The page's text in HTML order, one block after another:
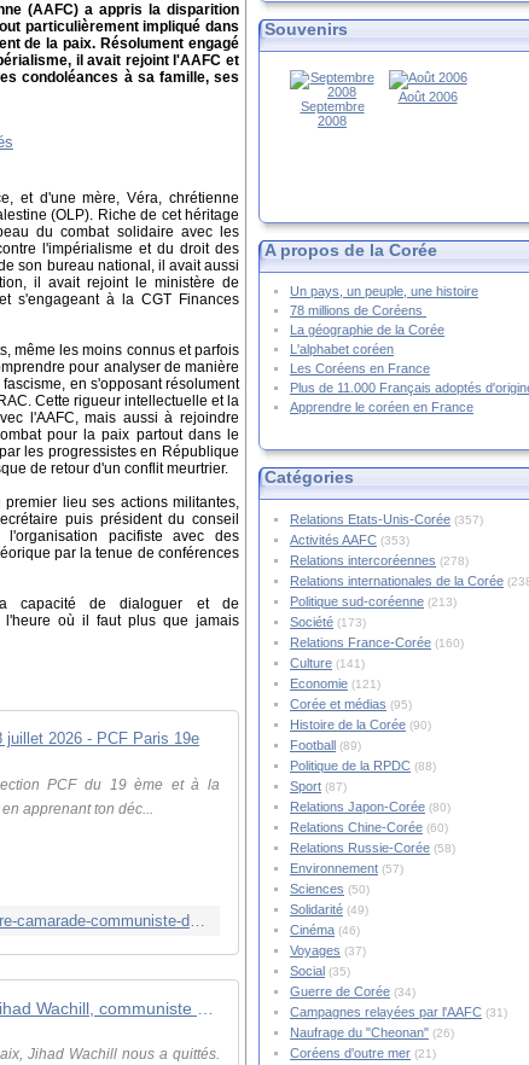
(AAFC) a appris la disparition
particulièrement impliqué dans
de la paix. Résolument engagé
il avait rejoint l'AAFC et
condoléances à sa famille, ses
et d'une mère, Véra, chrétienne
(OLP). Riche de cet héritage
du combat solidaire avec les
l'impérialisme et du droit des
son bureau national, il avait aussi
il avait rejoint le ministère de
s'engageant à la CGT Finances
même les moins connus et parfois
pour analyser de manière
en s'opposant résolument
Cette rigueur intellectuelle et la
l'AAFC, mais aussi à rejoindre
pour la paix partout dans le
les progressistes en République
de retour d'un conflit meurtrier.
lieu ses actions militantes,
puis président du conseil
pacifiste avec des
par la tenue de conférences
capacité de dialoguer et de
l'heure où il faut plus que jamais
Lettre d'hommage à Jihad, notre
PCF du 19 ème et à la
apprenant ton déc...
https://www.pcfparis19e.com/2026/07/09/lettre-dhommage-a-jihad-notre-camarade-communiste-decede-ce-8-juillet-2026/
Jihad Wachill, communiste et militant de la paix, nous a quittés
Jihad Wachill nous a quittés.
Souvenirs
Septembre
2008
Août 2006
A propos de la Corée
Un pays, un peuple, une histoire
78 millions de Coréens
La géographie de la Corée
L'alphabet coréen
Les Coréens en France
Plus de 11.000 Français adoptés
Apprendre le coréen en France
Catégories
Relations Etats-Unis-Corée (357)
Activités AAFC (353)
Relations intercoréennes (278)
Relations internationales de la Corée
Politique sud-coréenne (213)
Société (173)
Relations France-Corée (160)
Culture (141)
Economie (121)
Corée et médias (95)
Histoire de la Corée (90)
Football (89)
Politique de la RPDC (88)
Sport (87)
Relations Japon-Corée (80)
Relations Chine-Corée (60)
Relations Russie-Corée (58)
Environnement (57)
Sciences (50)
Solidarité (49)
Cinéma (46)
Voyages (37)
Social (35)
Guerre de Corée (34)
Campagnes relayées par l'AAFC (31)
Naufrage du "Cheonan" (26)
Coréens d'outre mer (21)